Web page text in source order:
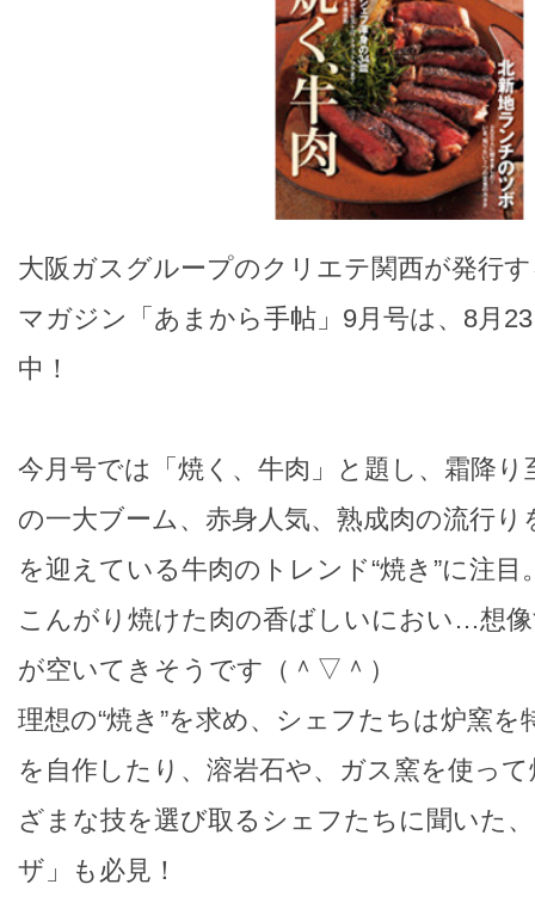
大阪ガスグループのクリエテ関西が発行
マガジン「あまから手帖」9月号は、8月
中！
今月号では「焼く、牛肉」と題し、霜降
の一大ブーム、赤身人気、熟成肉の流行
を迎えている牛肉のトレンド“焼き”に注目
こんがり焼けた肉の香ばしいにおい…想
が空いてきそうです（＾▽＾）
理想の“焼き”を求め、シェフたちは炉窯を
を自作したり、溶岩石や、ガス窯を使っ
ざまな技を選び取るシェフたちに聞いた
ザ」も必見！